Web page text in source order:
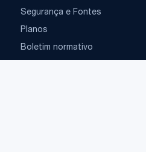
Segurança e Fontes
Planos
Boletim normativo